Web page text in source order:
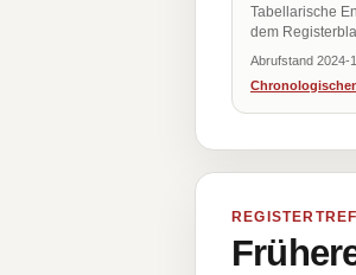
Tabellarische
dem
Abrufstand 2024-